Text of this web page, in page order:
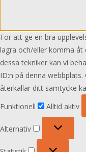
För att ge en bra
lagra och/eller komma åt
dessa tekniker kan vi
ID:n på denna
återkallar ditt samtycke
Funktionell
Alltid aktiv
Alternativ